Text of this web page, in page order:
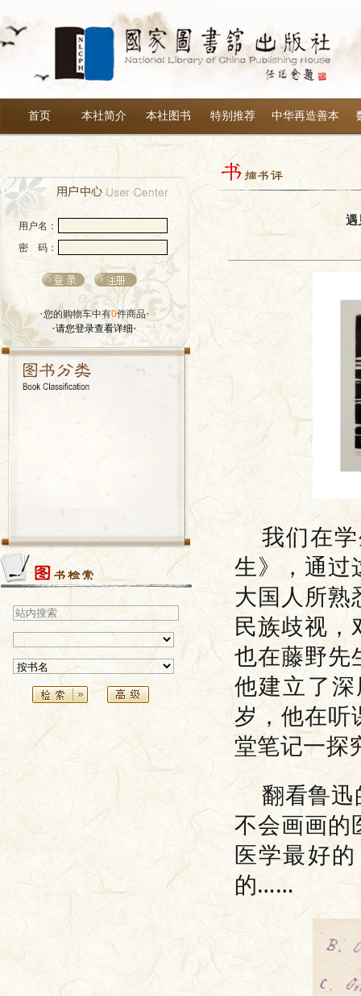
首页 本社简介 本社图书 特别推荐 中华再造善本
用户名：
密 码：
·您的购物车中有0件商品·
·请您登录查看详细·
遇
我们在
生》，通过
大国人所熟
民族歧视，
也在藤野先
他建立了
岁，他在听
堂笔记一探
翻看鲁
不会画画的
医学最好
的……